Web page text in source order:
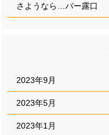
さようなら…バー露口
2023年9月
2023年5月
2023年1月